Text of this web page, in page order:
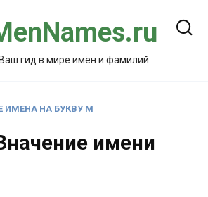
Ваш гид в мире имён и фамилий
ИМЕНА НА БУКВУ М
имени